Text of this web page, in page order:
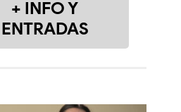
+ INFO Y
ENTRADAS